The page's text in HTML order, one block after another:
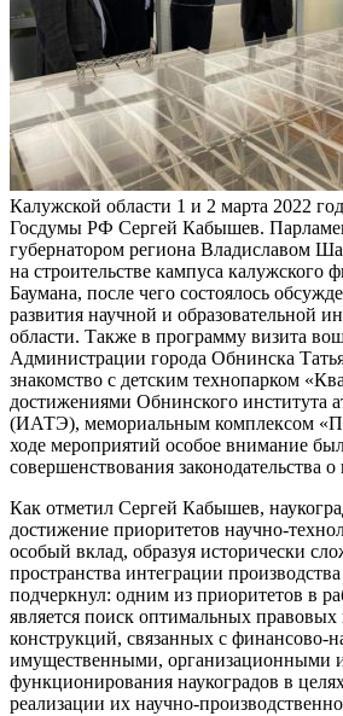
Калужской области 1 и 2 марта 2022
Госдумы РФ Сергей Кабышев.
губернатором региона Владиславом
на строительстве кампуса
Баумана, после чего состоялось
развития научной и образовательной
области. Также в программу визита
Администрации города Обнинска
знакомство с детским технопарком
достижениями Обнинского института
(ИАТЭ), мемориальным комплексом
ходе мероприятий особое внимание
совершенствования законодательства о
Как отметил Сергей Кабышев,
достижение приоритетов научно-
особый вклад, образуя исторически
пространства интеграции
подчеркнул: одним из приоритетов в
является поиск оптимальных правовых
конструкций, связанных с финансово-
имущественными, организационными
функционирования наукоградов в
реализации их научно-